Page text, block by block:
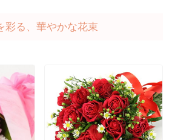
彩る、華やかな花束